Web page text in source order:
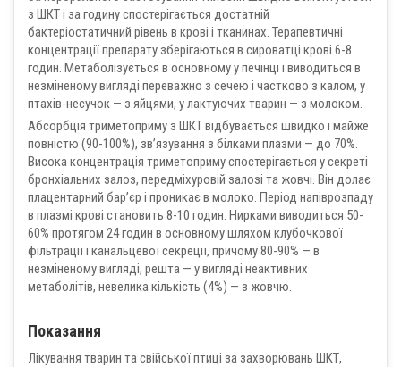
з ШКТ і за годину спостерігається достатній
бактеріостатичний рівень в крові і тканинах. Терапевтичні
концентрації препарату зберігаються в сироватці крові 6-8
годин. Метаболізується в основному у печінці і виводиться в
незміненому вигляді переважно з сечею і частково з калом, у
птахів-несучок — з яйцями, у лактуючих тварин — з молоком.
Абсорбція триметоприму з ШКТ відбувається швидко і майже
повністю (90-100%), зв’язування з білками плазми — до 70%.
Висока концентрація триметоприму спостерігається у секреті
бронхіальних залоз, передміхуровій залозі та жовчі. Він долає
плацентарний бар’єр і проникає в молоко. Період напіврозпаду
в плазмі крові становить 8-10 годин. Нирками виводиться 50-
60% протягом 24 годин в основному шляхом клубочкової
фільтрації і канальцевої секреції, причому 80-90% — в
незміненому вигляді, решта — у вигляді неактивних
метаболітів, невелика кількість (4%) — з жовчю.
Показання
Лікування тварин та свійської птиці за захворювань ШКТ,